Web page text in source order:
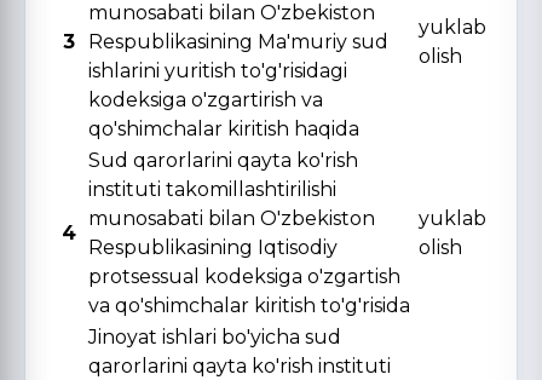
3
munosabati bilan O'zbekiston
Respublikasining Ma'muriy sud
ishlarini yuritish to'g'risidagi
kodeksiga o'zgartirish va
qo'shimchalar kiritish haqida
yuklab
olish
4
Sud qarorlarini qayta ko'rish
instituti takomillashtirilishi
munosabati bilan O'zbekiston
Respublikasining Iqtisodiy
protsessual kodeksiga o'zgartish
va qo'shimchalar kiritish to'g'risida
yuklab
olish
Jinoyat ishlari bo'yicha sud
qarorlarini qayta ko'rish instituti